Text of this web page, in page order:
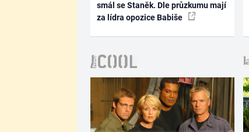
smál se Staněk. Dle průzkumu mají
za lídra opozice Babiše